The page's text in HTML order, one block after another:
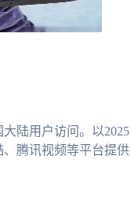
陆用户访问。以2025
腾讯视频等平台提供